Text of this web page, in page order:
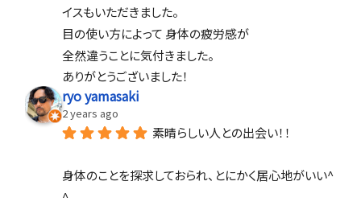
イスもいただきました。
目の使い方によって 身体の疲労感が
全然違うことに気付きました。
ありがとうございました！
ryo yamasaki
2 years ago
素晴らしい人との出会い！！
身体のことを探求しておられ、とにかく居心地がいい^
^